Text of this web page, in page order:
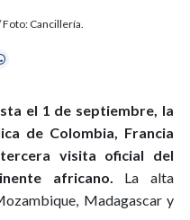
Cancillería.
el 1 de septiembre, la
de Colombia, Francia
visita oficial del
africano. La alta
Madagascar y